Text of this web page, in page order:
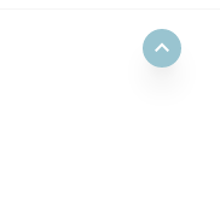
expand_less